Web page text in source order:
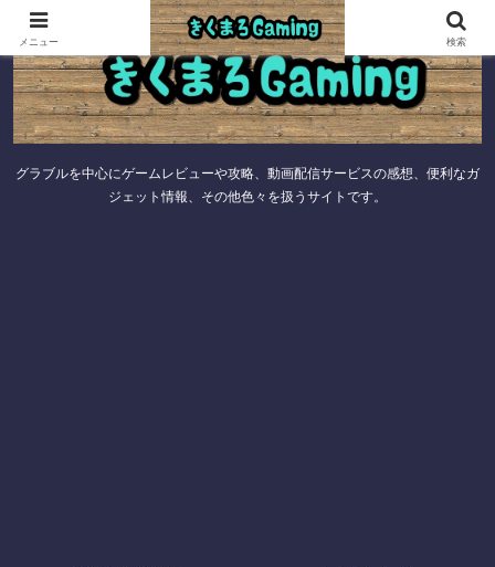
グラブルを中心にゲームレビューや攻略、動画配信サービスの感想、便利なガ
ジェット情報、その他色々を扱うサイトです。
メニュー 検索